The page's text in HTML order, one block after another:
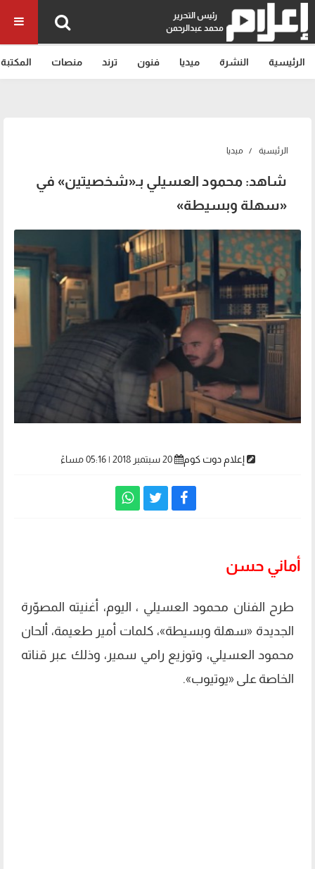
رئيس التحرير
محمد عبدالرحمن
الرئيسية النشرة ميديا فنون ترند منصات المكتبة
الرئيسية ميديا
شاهد: محمود العسيلي بـ«شخصيتين» في
«سهلة وبسيطة»
إعلام دوت كوم 20 سبتمبر 2018 | 05:16 مساءً
أماني حسن
طرح الفنان محمود العسيلي ، اليوم، أغنيته المصوّرة
الجديدة «سهلة وبسيطة»، كلمات أمير طعيمة، ألحان
محمود العسيلي، وتوزيع رامي سمير، وذلك عبر قناته
الخاصة على «يوتيوب».